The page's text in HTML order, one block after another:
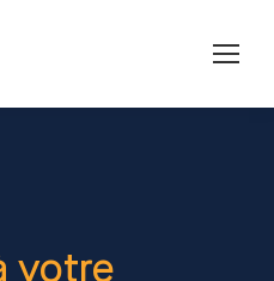
votre